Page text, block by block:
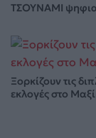
ΤΣΟΥΝΑΜΙ
Ξορκίζουν τις
εκλογές στο